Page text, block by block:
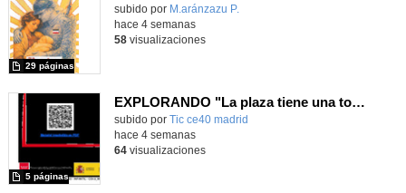
Contenido educativo.
subido por M.aránzazu P.
29 páginas
hace 4 semanas
58visualizaciones
EXPLORANDO "La plaza tiene una torre" con MachaBOT
subido por Tic ce40 madrid
5 páginas
hace 4 semanas
64visualizaciones